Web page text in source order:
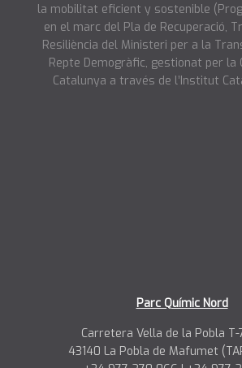
la mobilitat eficient y sostenible
en el marc del Pla de Recuperació,
Resiliència del Ministeri per a la
Repte Demogràfic, gestionat per la
Catalunya a través de l’Institut
Parc Químic Nord
Carretera Vella de la Pobla
43140 La Pobla de Mafumet